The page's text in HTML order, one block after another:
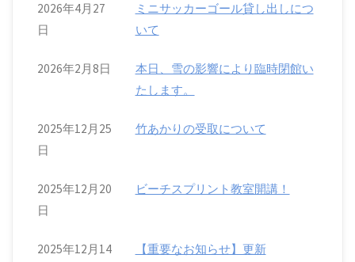
2026年4月27
日
ミニサッカーゴール貸し出しにつ
いて
2026年2月8日
本日、雪の影響により臨時閉館い
たします。
2025年12月25
日
竹あかりの受取について
2025年12月20
日
ビーチスプリント教室開講！
2025年12月14
【重要なお知らせ】更新